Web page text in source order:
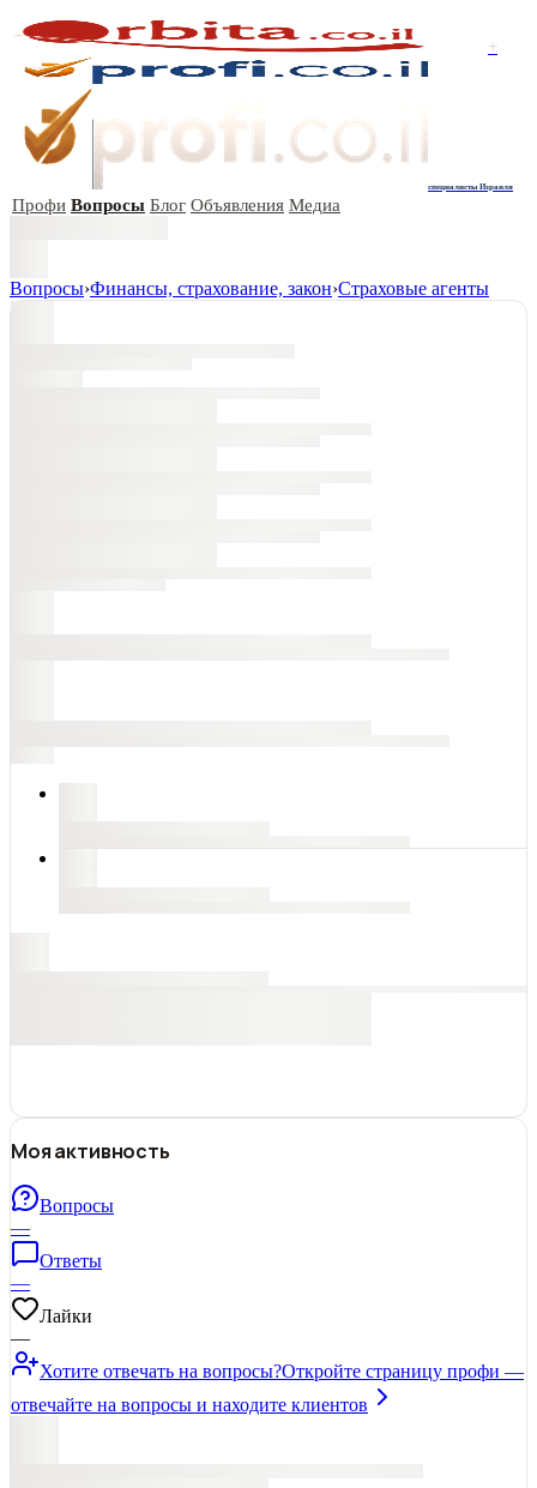
+
специалисты Израиля
Профи Вопросы Блог Объявления Медиа
Вопросы›Финансы, страхование, закон›Страховые агенты
Моя активность
Вопросы
—
Ответы
—
Лайки
—
Хотите отвечать на вопросы?Откройте страницу профи —
отвечайте на вопросы и находите клиентов